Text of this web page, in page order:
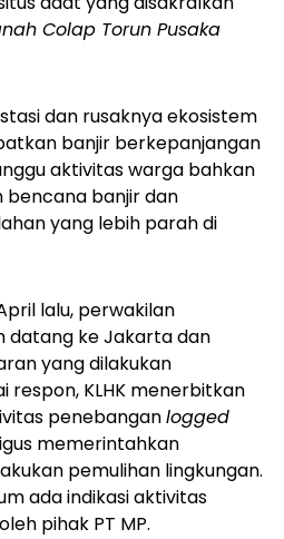
Colap Torun Pusaka
dan rusaknya ekosistem
banjir berkepanjangan
aktivitas warga bahkan
banjir dan
yang lebih parah di
lalu, perwakilan
datang ke Jakarta dan
yang dilakukan
respon, KLHK menerbitkan
penebanganlogged
memerintahkan
pemulihan lingkungan.
ada indikasi aktivitas
pihak PT MP.